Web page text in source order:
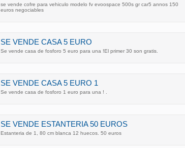
se vende cofre para vehiculo modelo fv evoospace 500s gr car5 annos 150
euros negociables
SE VENDE CASA 5 EURO
Se vende casa de fosforo 5 euro para una !El primer 30 son gratis.
SE VENDE CASA 5 EURO 1
Se vende casa de fosforo 1 euro para una ! .
SE VENDE ESTANTERIA 50 EUROS
Estanteria de 1, 80 cm blanca 12 huecos. 50 euros